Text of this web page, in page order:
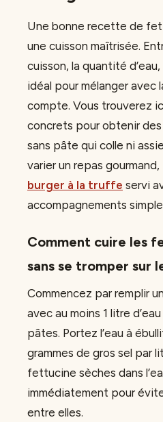
Une bonne recette de
une cuisson maîtrisée.
cuisson, la quantité
idéal pour mélanger avec
compte. Vous trouverez
concrets pour obtenir
sans pâte qui colle ni
varier un repas
burger à la truffe servi
accompagnements
Comment cuire les
sans se tromper sur
Commencez par remplir
avec au moins 1 litre
pâtes. Portez l’eau à
grammes de gros sel par
fettucine sèches dans
immédiatement pour
entre elles.